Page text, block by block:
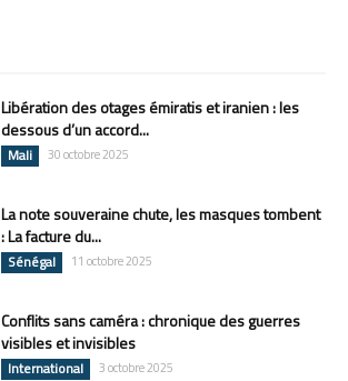
Libération des otages émiratis et iranien : les
dessous d’un accord...
Mali 30 octobre 2025
La note souveraine chute, les masques tombent
: La facture du...
Sénégal 11 octobre 2025
Conflits sans caméra : chronique des guerres
visibles et invisibles
International 3 octobre 2025